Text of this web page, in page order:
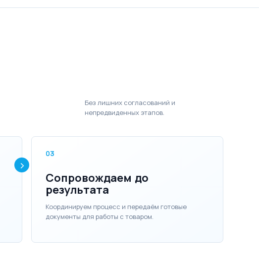
Без лишних согласований и
непредвиденных этапов.
03
Сопровождаем до
результата
Координируем процесс и передаём готовые
документы для работы с товаром.